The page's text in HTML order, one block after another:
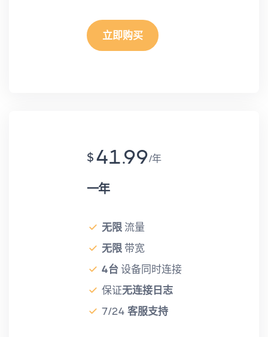
立即购买
$ 41.99 年
一年
无限 流量
无限 带宽
4台 设备同时连接
保证无连接日志
7/24 客服支持